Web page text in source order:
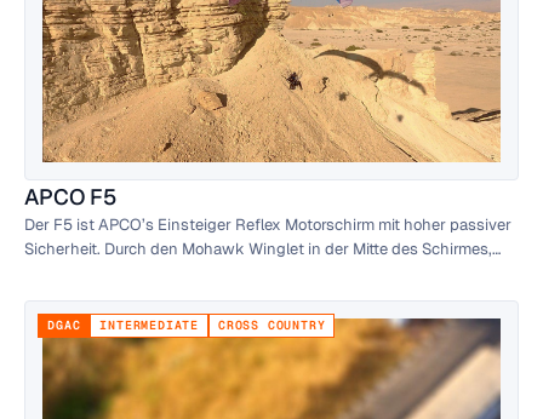
APCO F5
Der F5 ist APCO’s Einsteiger Reflex Motorschirm mit hoher passiver
Sicherheit. Durch den Mohawk Winglet in der Mitte des Schirmes,
Wochenendflieger gedacht, die eine sehr angenehme, zuverlässige
Leistung suchen und auf Sicherheit bei ihrem Schirm Wert legen.
DGAC INTERMEDIATE CROSS COUNTRY